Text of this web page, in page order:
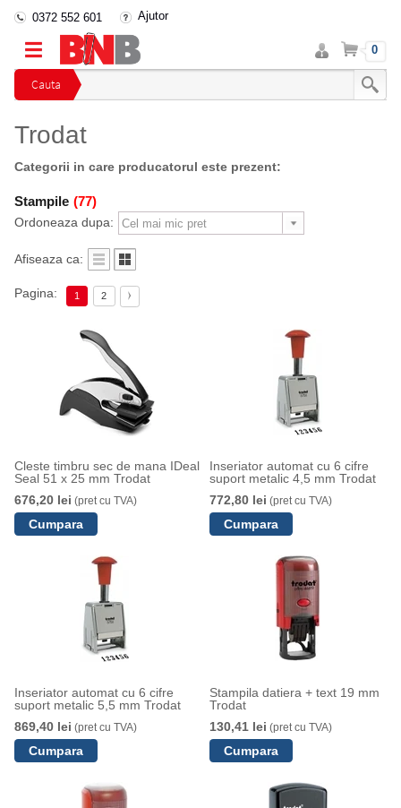
Cauta
0372 552 601 Ajutor
Intra
in
cont
Cos 0
Trodat
Categorii in care producatorul este prezent:
Stampile (77)
Ordoneaza dupa:
Afiseaza ca:
Pagina: 1 2
Cleste timbru sec de mana IDeal
Seal 51 x 25 mm Trodat
676,20 lei (pret cu TVA)
Inseriator automat cu 6 cifre
suport metalic 4,5 mm Trodat
772,80 lei (pret cu TVA)
Inseriator automat cu 6 cifre
suport metalic 5,5 mm Trodat
869,40 lei (pret cu TVA)
Stampila datiera + text 19 mm
Trodat
130,41 lei (pret cu TVA)